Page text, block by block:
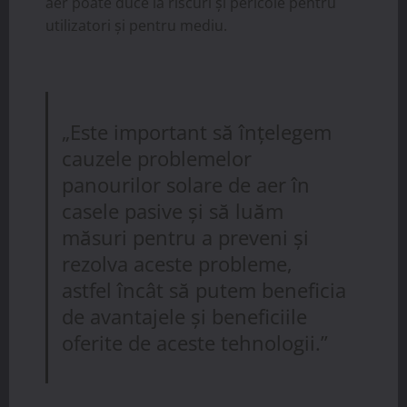
utilizatori și pentru mediu.
„Este important să înțelegem
cauzele problemelor
panourilor solare de aer în
casele pasive și să luăm
măsuri pentru a preveni și
rezolva aceste probleme,
astfel încât să putem beneficia
de avantajele și beneficiile
oferite de aceste tehnologii.”